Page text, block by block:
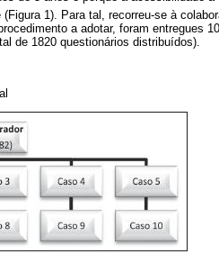
1). Para tal, recorreu-se à
a adotar, foram entregues
de 1820 questionários distribuídos).